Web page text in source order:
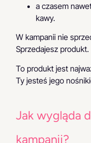
a czasem
kawy.
W kampanii nie
Sprzedajesz produkt.
To produkt jest
Ty jesteś jego
Jak wygląda
kampanii?